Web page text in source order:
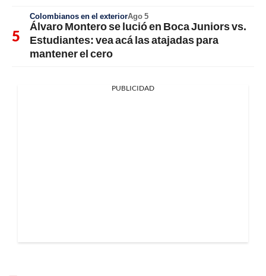
Colombianos en el exteriorAgo 5
Álvaro Montero se lució en Boca Juniors vs.
Estudiantes: vea acá las atajadas para
mantener el cero
PUBLICIDAD